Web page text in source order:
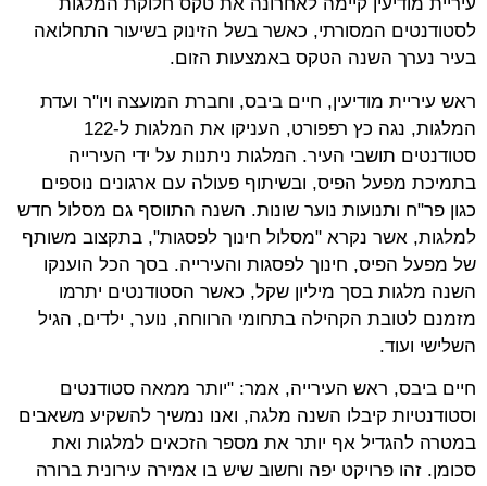
לסטודנטים המסורתי, כאשר בשל הזינוק בשיעור התחלואה
בעיר נערך השנה הטקס באמצעות הזום.
ראש עיריית מודיעין, חיים ביבס, וחברת המועצה ויו"ר ועדת
המלגות, נגה כץ רפפורט, העניקו את המלגות ל-122
סטודנטים תושבי העיר. המלגות ניתנות על ידי העירייה
בתמיכת מפעל הפיס, ובשיתוף פעולה עם ארגונים נוספים
כגון פר"ח ותנועות נוער שונות. השנה התווסף גם מסלול חדש
למלגות, אשר נקרא "מסלול חינוך לפסגות", בתקצוב משותף
של מפעל הפיס, חינוך לפסגות והעירייה. בסך הכל הוענקו
השנה מלגות בסך מיליון שקל, כאשר הסטודנטים יתרמו
מזמנם לטובת הקהילה בתחומי הרווחה, נוער, ילדים, הגיל
השלישי ועוד.
חיים ביבס, ראש העירייה, אמר: "יותר ממאה סטודנטים
וסטודנטיות קיבלו השנה מלגה, ואנו נמשיך להשקיע משאבים
במטרה להגדיל אף יותר את מספר הזכאים למלגות ואת
סכומן. זהו פרויקט יפה וחשוב שיש בו אמירה עירונית ברורה